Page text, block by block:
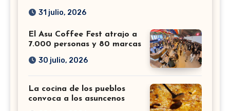
31 julio, 2026
El Asu Coffee Fest atrajo a
7.000 personas y 80 marcas
30 julio, 2026
La cocina de los pueblos
convoca a los asuncenos